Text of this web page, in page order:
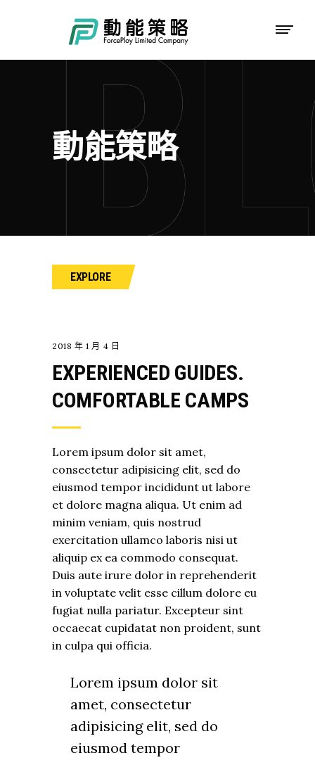
動能策略
EXPLORE
2018 年 1 月 4 日
EXPERIENCED GUIDES.
COMFORTABLE CAMPS
Lorem ipsum dolor sit amet,
consectetur adipisicing elit, sed do
eiusmod tempor incididunt ut labore
et dolore magna aliqua. Ut enim ad
minim veniam, quis nostrud
exercitation ullamco laboris nisi ut
aliquip ex ea commodo consequat.
Duis aute irure dolor in reprehenderit
in voluptate velit esse cillum dolore eu
fugiat nulla pariatur. Excepteur sint
occaecat cupidatat non proident, sunt
in culpa qui officia.
Lorem ipsum dolor sit
amet, consectetur
adipisicing elit, sed do
eiusmod tempor